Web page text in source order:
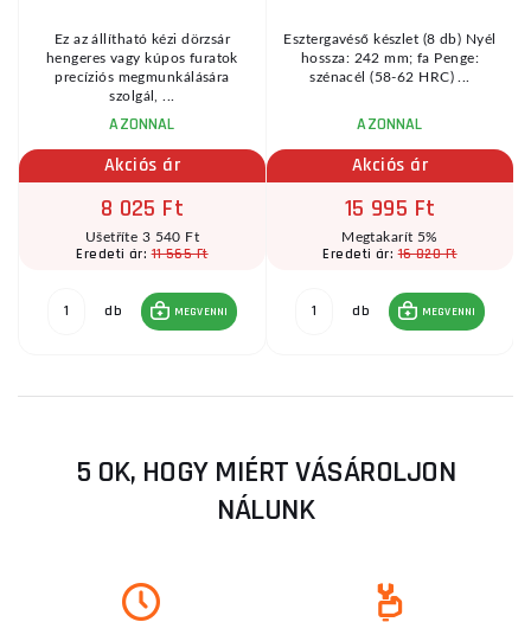
Ez az állítható kézi dörzsár
hengeres vagy kúpos furatok
precíziós megmunkálására
szolgál, ...
AZONNAL
Akciós ár
8 025 Ft
Ušetříte 3 540 Ft
Eredeti ár:11 565 Ft
db MEGVENNI
Esztergavéső készlet (8 db) Nyél
hossza: 242 mm; fa Penge:
szénacél (58-62 HRC) ...
AZONNAL
Akciós ár
15 995 Ft
Megtakarít 5%
Eredeti ár:16 820 Ft
db MEGVENNI
5 OK, HOGY MIÉRT VÁSÁROLJON
NÁLUNK